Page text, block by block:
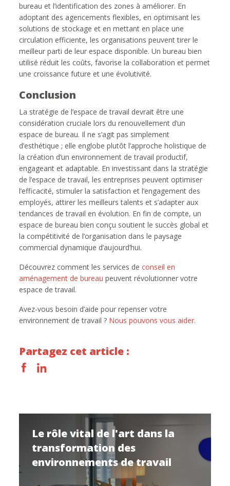
bureau et l’identification des zones à améliorer. En
adoptant des agencements flexibles, en optimisant les
solutions de stockage et en mettant en place une
circulation efficiente, les organisations peuvent tirer le
meilleur parti de leur espace disponible. Un bureau bien
utilisé réduit les coûts, favorise la collaboration et permet
une croissance future et une évolutivité.
Conclusion
La stratégie de l’espace de travail devrait être une
considération cruciale lors du renouvellement d’un
espace de bureau. Il ne s’agit pas simplement
d’esthétique ; elle englobe plutôt l’approche holistique de
la création d’un environnement de travail productif,
engageant et adaptable. En investissant dans la stratégie
de l’espace de travail, les entreprises peuvent optimiser
l’efficacité, stimuler la satisfaction et l’engagement des
employés, attirer les meilleurs talents et s’adapter aux
tendances de travail en évolution. En fin de compte, un
espace de bureau bien conçu soutient le succès global et
la compétitivité de l’organisation dans le paysage
commercial dynamique d’aujourd’hui.
Découvrez comment les services de conseil en
aménagement de bureau peuvent révolutionner votre
espace de travail.
Avez-vous besoin d’aide pour repenser votre
environnement de travail ? Nous pouvons vous aider.
Partagez cet article :
Le rôle vital de l'art dans la
transformation des
environnements de travail